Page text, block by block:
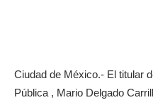
Ciudad de México.- El titular
Pública , Mario Delgado